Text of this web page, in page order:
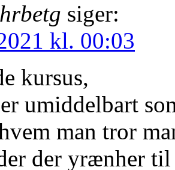
siger:
kl. 00:03
kursus,
umiddelbart
man tror
der yrænher